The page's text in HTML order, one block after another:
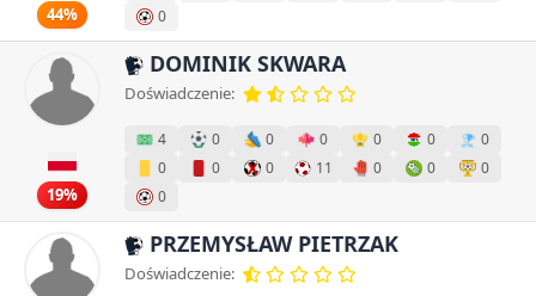
44%
0
19%
DOMINIK SKWARA
Doświadczenie:
4 0 0 0 0 0
0
0
0 0 11 0 0
0
0
PRZEMYSŁAW PIETRZAK
Doświadczenie: